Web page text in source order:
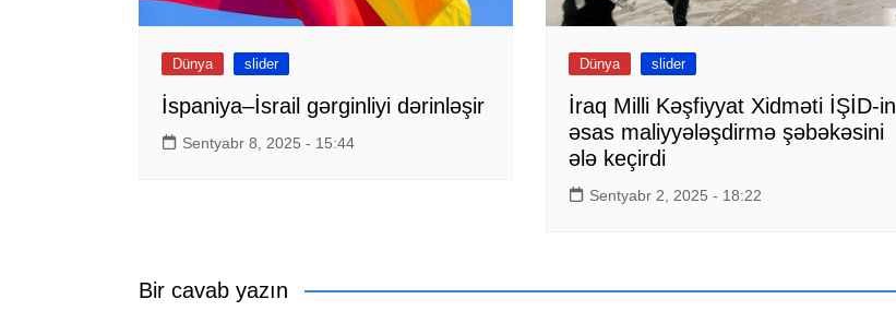
Dünya slider
İspaniya–İsrail gərginliyi dərinləşir
Sentyabr 8, 2025 - 15:44
Dünya slider
İraq Milli Kəşfiyyat Xidməti İŞİD-in
əsas maliyyələşdirmə şəbəkəsini
ələ keçirdi
Sentyabr 2, 2025 - 18:22
Bir cavab yazın